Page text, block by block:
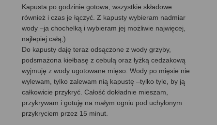
Kapusta po godzinie gotowa, wszystkie składowe
również i czas je łączyć. Z kapusty wybieram nadmiar
wody –ja chochelką i wybieram jej możliwie najwięcej,
najlepiej całą;)
Do kapusty daję teraz odsączone z wody grzyby,
podsmażona kiełbasę z cebulą oraz łyżką cedzakową
wyjmuję z wody ugotowane mięso. Wody po mięsie nie
wylewam, tylko zalewam nią kapustę –tylko tyle, by ją
całkowicie przykryć. Całość dokładnie mieszam,
przykrywam i gotuję na małym ogniu pod uchylonym
przykryciem przez 15 minut.